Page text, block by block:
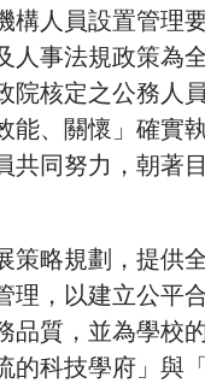
構人員設置管理
人事法規政策為
院核定之公務人
能、關懷」確實
共同努力，朝著目
策略規劃，提供
理，以建立公平
品質，並為學校
的科技學府」與